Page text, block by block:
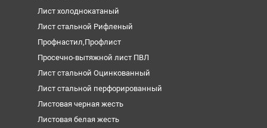
Лист холоднокатаный
Лист стальной Рифленый
Профнастил,Профлист
Просечно-вытяжной лист ПВЛ
Лист стальной Оцинкованный
Лист стальной перфорированный
Листовая черная жесть
Листовая белая жесть